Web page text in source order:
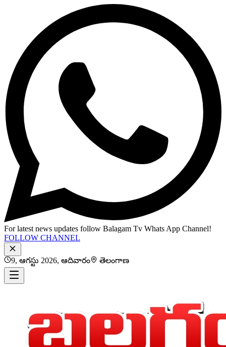
For latest news updates follow Balagam Tv Whats App Channel!
FOLLOW CHANNEL
9, ఆగస్టు 2026, ఆదివారం తెలంగాణ